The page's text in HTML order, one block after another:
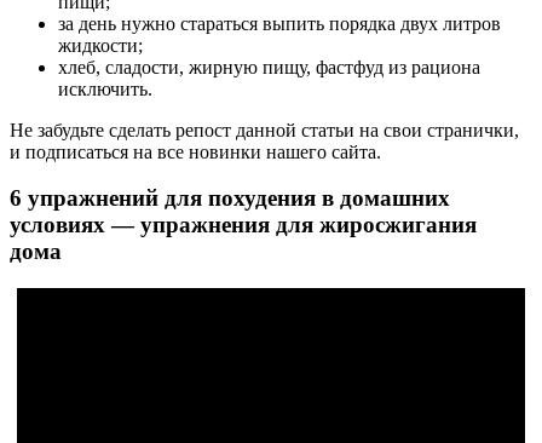
за день нужно стараться выпить порядка двух литров
жидкости;
хлеб, сладости, жирную пищу, фастфуд из рациона
исключить.
Не забудьте сделать репост данной статьи на свои странички,
и подписаться на все новинки нашего сайта.
6 упражнений для похудения в домашних
условиях — упражнения для жиросжигания
дома